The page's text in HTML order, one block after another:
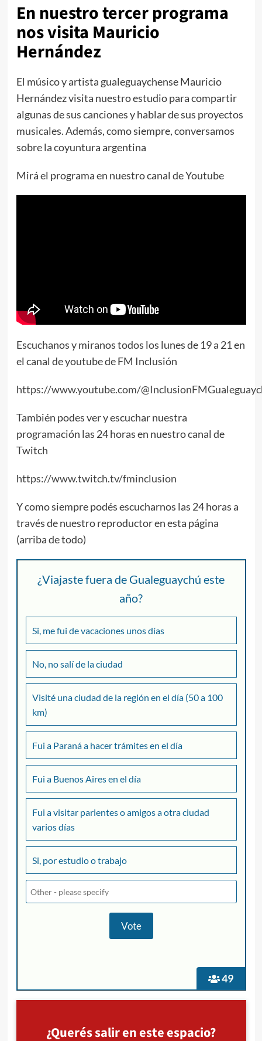
En nuestro tercer programa
nos visita Mauricio
Hernández
El músico y artista gualeguaychense Mauricio
Hernández visita nuestro estudio para compartir
algunas de sus canciones y hablar de sus proyectos
musicales. Además, como siempre, conversamos
sobre la coyuntura argentina
Mirá el programa en nuestro canal de Youtube
Escuchanos y miranos todos los lunes de 19 a 21 en
el canal de youtube de FM Inclusión
https://www.youtube.com/
También podes ver y escuchar nuestra
programación las 24 horas en nuestro canal de
Twitch
https://www.twitch.tv/fminclusion
Y como siempre podés escucharnos las 24 horas a
través de nuestro reproductor en esta página
(arriba de todo)
49
¿Viajaste fuera de Gualeguaychú este
año?
Si, me fui de vacaciones unos días
No, no salí de la ciudad
Visité una ciudad de la región en el día (50 a 100
km)
Fui a Paraná a hacer trámites en el día
Fui a Buenos Aires en el día
Fui a visitar parientes o amigos a otra ciudad
varios días
Si, por estudio o trabajo
¿Querés salir en este espacio?